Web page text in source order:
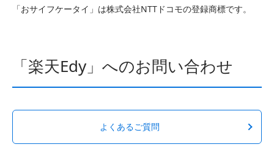
「おサイフケータイ」は株式会社NTTドコモの登録商標です。
「楽天Edy」へのお問い合わせ
よくあるご質問